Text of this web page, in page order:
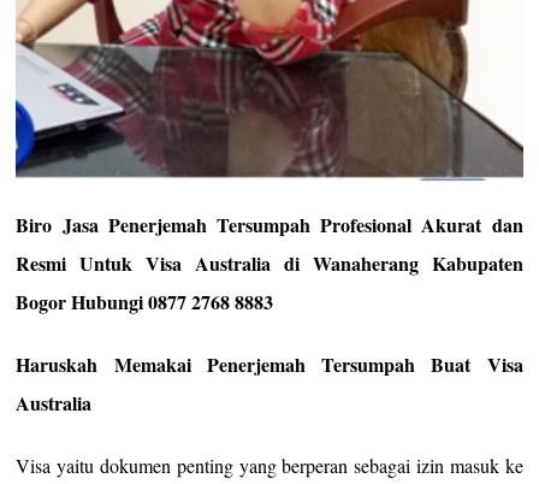
Biro Jasa Penerjemah Tersumpah Profesional Akurat dan
Resmi Untuk Visa Australia di Wanaherang Kabupaten
Bogor Hubungi 0877 2768 8883
Haruskah Memakai Penerjemah Tersumpah Buat Visa
Australia
Visa yaitu dokumen penting yang berperan sebagai izin masuk ke